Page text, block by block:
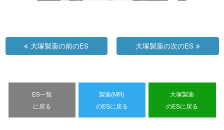
大塚製薬の前のES 大塚製薬の次のES
ES一覧
に戻る
製薬(MR)
のESに戻る
大塚製薬
のESに戻る